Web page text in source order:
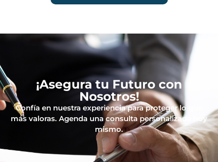
¡Asegura tu Futuro con
Nosotros!
Confía en nuestra experiencia para proteger lo que
más valoras. Agenda una consulta personalizada hoy
mismo.